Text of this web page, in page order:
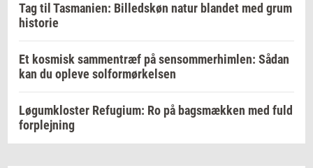
Tag til Tasmanien: Billedskøn natur blandet med grum
historie
Et kosmisk sammentræf på sensommerhimlen: Sådan
kan du opleve solformørkelsen
Løgumkloster Refugium: Ro på bagsmækken med fuld
forplejning